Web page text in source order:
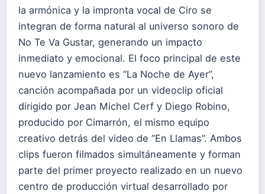
la armónica y la impronta vocal de Ciro se
integran de forma natural al universo sonoro de
No Te Va Gustar, generando un impacto
inmediato y emocional. El foco principal de este
nuevo lanzamiento es “La Noche de Ayer”,
canción acompañada por un videoclip oficial
dirigido por Jean Michel Cerf y Diego Robino,
producido por Cimarrón, el mismo equipo
creativo detrás del video de “En Llamas”. Ambos
clips fueron filmados simultáneamente y forman
parte del primer proyecto realizado en un nuevo
centro de producción virtual desarrollado por